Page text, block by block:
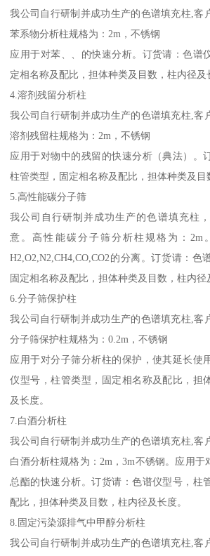
我公司自行研制并成功生产的色谱填充柱,客
苯系物分析柱规格为：2m，不锈钢
应用于对苯、、的快速分析。订货请：色谱
定相名称及配比，担体种类及目数，柱内径及
4.溶剂残留分析柱
我公司自行研制并成功生产的色谱填充柱,客
溶剂残留柱规格为：2m，不锈钢
应用于对物中的残留的快速分析（典法）。
柱管类型，固定相名称及配比，担体种类及目
5.高性能碳分子筛
我公司自行研制并成功生产的色谱填充柱
意。高性能碳分子筛分析柱规格为：2m
H2,O2,N2,CH4,CO,CO2的分离。订货请：色
固定相名称及配比，担体种类及目数，柱内径
6.分子筛保护柱
我公司自行研制并成功生产的色谱填充柱,客
分子筛保护柱规格为：0.2m，不锈钢
应用于对分子筛分析柱的保护，使其延长使
仪型号，柱管类型，固定相名称及配比，担
及长度。
7.白酒分析柱
我公司自行研制并成功生产的色谱填充柱,客
白酒分析柱规格为：2m，3m不锈钢。应用于
总酯的快速分析。订货请：色谱仪型号，柱
配比，担体种类及目数，柱内径及长度。
8.固定污染源排气中甲醇分析柱
我公司自行研制并成功生产的色谱填充柱,客